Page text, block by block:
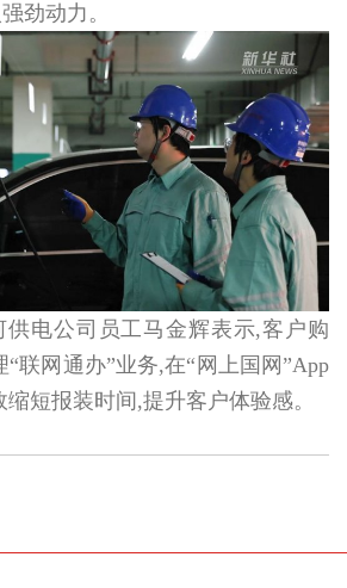
劲动力。
供电公司员工马金辉表示,客户购
联网通办”业务,在“网上国网”App
短报装时间,提升客户体验感。